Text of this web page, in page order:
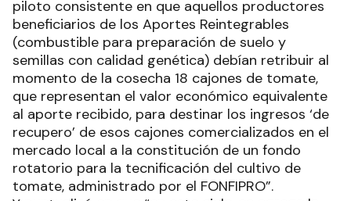
piloto consistente en que aquellos productores
beneficiarios de los Aportes Reintegrables
(combustible para preparación de suelo y
semillas con calidad genética) debían retribuir al
momento de la cosecha 18 cajones de tomate,
que representan el valor económico equivalente
al aporte recibido, para destinar los ingresos ‘de
recupero’ de esos cajones comercializados en el
mercado local a la constitución de un fondo
rotatorio para la tecnificación del cultivo de
tomate, administrado por el FONFIPRO”.